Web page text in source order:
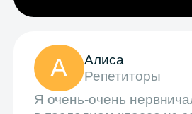
Наталья
Английский язык
Благодаря занятиям в Skyeng
без страха!